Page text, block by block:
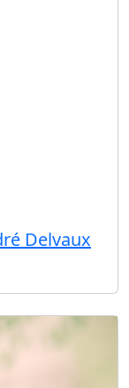
Delvaux